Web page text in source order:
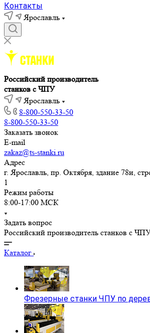
Контакты
Ярославль
Российский производитель
станков с ЧПУ
Ярославль
8-800-550-33-50
8-800-550-33-50
Заказать звонок
E-mail
zakaz@ts-stanki.ru
Адрес
г. Ярославль, пр. Октября, здание 78и,
1
Режим работы
8:00-17:00 МСК
Задать вопрос
Российский производитель станков с
Каталог
Фрезерные станки ЧПУ по